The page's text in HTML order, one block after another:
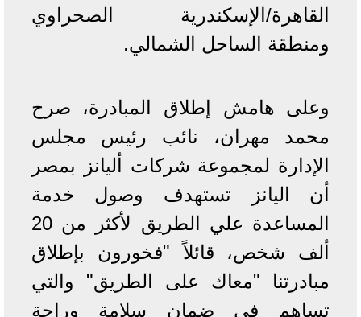
القاهرة/الإسكندرية الصحراوي
ومنطقة الساحل الشمالي.
وعلى هامش إطلاق المبادرة، صرح
محمد مهران، نائب رئيس مجلس
الإدارة لمجموعة شركات أليانز بمصر
أن اليانز تستهدف وصول خدمة
المساعدة علي الطريق لأكثر من 20
ألف شخص، قائلاً "فخورون بإطلاق
مبادرتنا "معاك على الطريق" والتي
تساهم في ضمان سلامة وراحة